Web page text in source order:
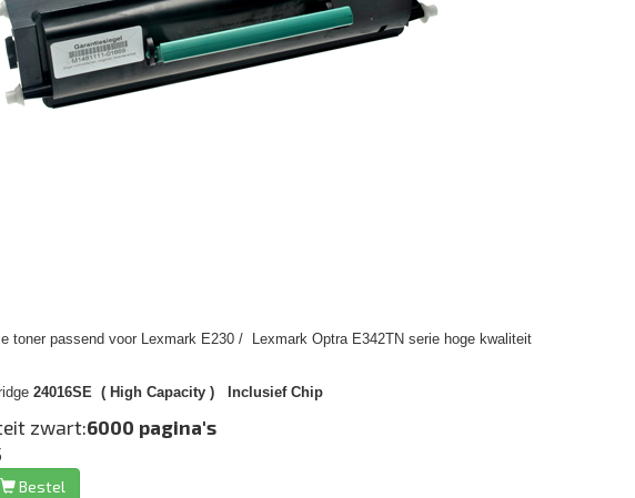
toner passend voor Lexmark E230 / Lexmark Optra E342TN serie hoge kwaliteit
24016SE ( High Capacity ) Inclusief Chip
zwart:6000 pagina's
Bestel